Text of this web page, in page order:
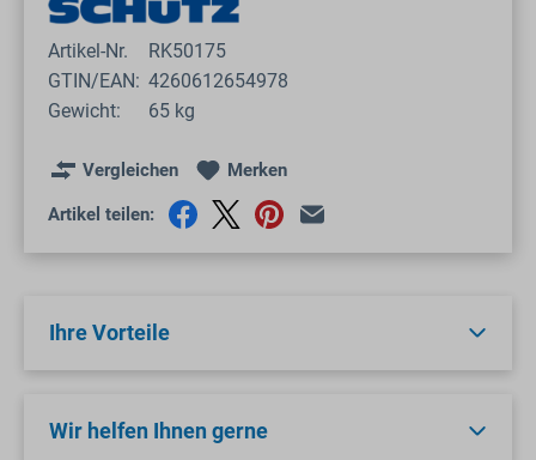
Artikel-Nr.
RK50175
GTIN/EAN: 4260612654978
Gewicht:
65 kg
Vergleichen Merken
Artikel teilen:
Ihre Vorteile
Wir helfen Ihnen gerne